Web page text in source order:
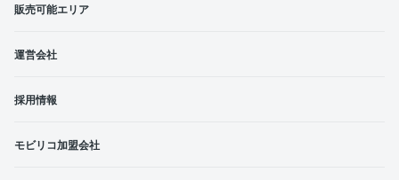
販売可能エリア
運営会社
採用情報
モビリコ加盟会社